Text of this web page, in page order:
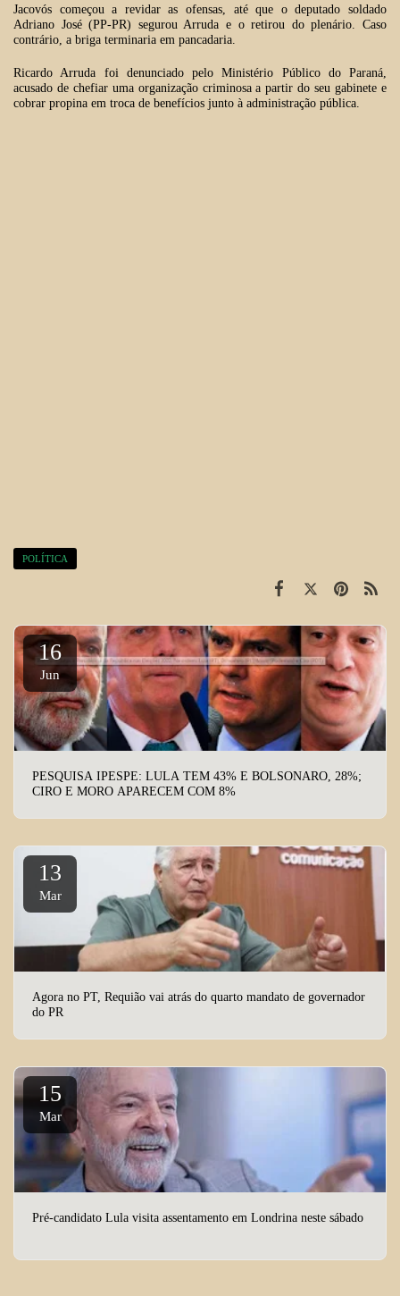
Jacovós começou a revidar as ofensas, até que o deputado soldado
Adriano José (PP-PR) segurou Arruda e o retirou do plenário. Caso
contrário, a briga terminaria em pancadaria.
Ricardo Arruda foi denunciado pelo Ministério Público do Paraná,
acusado de chefiar uma organização criminosa a partir do seu gabinete e
cobrar propina em troca de benefícios junto à administração pública.
POLÍTICA
16
Jun
PESQUISA IPESPE: LULA TEM 43% E BOLSONARO, 28%;
CIRO E MORO APARECEM COM 8%
13
Mar
Agora no PT, Requião vai atrás do quarto mandato de governador
do PR
15
Mar
Pré-candidato Lula visita assentamento em Londrina neste sábado